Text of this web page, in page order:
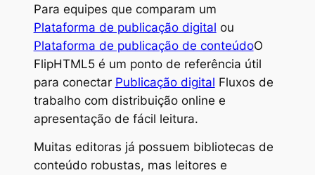
Para equipes que comparam um
Plataforma de publicação digital ou
Plataforma de publicação de conteúdoO
FlipHTML5 é um ponto de referência útil
para conectar Publicação digital Fluxos de
trabalho com distribuição online e
apresentação de fácil leitura.
Muitas editoras já possuem bibliotecas de
conteúdo robustas, mas leitores e